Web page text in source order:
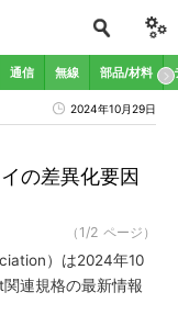
通信 無線 部品/材料
2024年10月29日
の差異化要因
（1/2 ページ）
）は2024年10
連規格の最新情報